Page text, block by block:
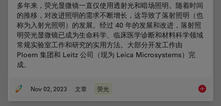
多年来，荧光显微镜一直仅使用透射光和暗场照明。随着时间
的推移，对改进照明的需求不断增长，这导致了落射照明（也
称为入射光照明）的发展。经过 40 年的发展和改进，落射照
明荧光显微镜已成为生命科学、临床医学诊断和材料科学领域
常规实验室工作和研究的实用方法。大部分开发工作由
Ploem 集团和 Leitz 公司（现为 Leica Microsystems）完
成。
Nov 02, 2023 文章 荧光 落射荧